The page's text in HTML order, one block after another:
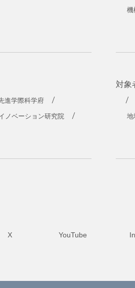
機
進学際科学府
ノベーション研究院
対象
地
X YouTube